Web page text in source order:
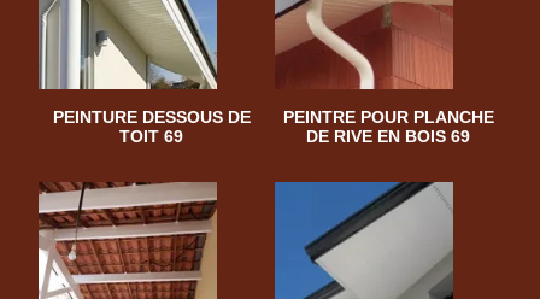
PEINTURE DESSOUS DE
TOIT 69
PEINTRE POUR PLANCHE
DE RIVE EN BOIS 69